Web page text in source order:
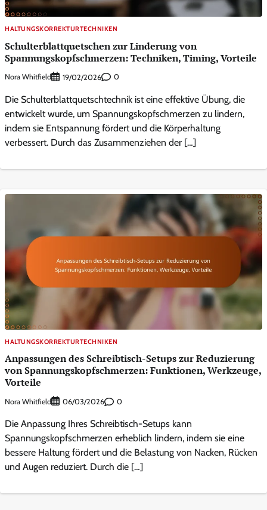
HALTUNGSKORREKTURTECHNIKEN
Schulterblattquetschen zur Linderung von
Spannungskopfschmerzen: Techniken, Timing, Vorteile
Nora Whitfield 19/02/2026 0
Die Schulterblattquetschtechnik ist eine effektive Übung, die
entwickelt wurde, um Spannungskopfschmerzen zu lindern,
indem sie Entspannung fördert und die Körperhaltung
verbessert. Durch das Zusammenziehen der […]
HALTUNGSKORREKTURTECHNIKEN
Anpassungen des Schreibtisch-Setups zur Reduzierung
von Spannungskopfschmerzen: Funktionen, Werkzeuge,
Vorteile
Nora Whitfield 06/03/2026 0
Die Anpassung Ihres Schreibtisch-Setups kann
Spannungskopfschmerzen erheblich lindern, indem sie eine
bessere Haltung fördert und die Belastung von Nacken, Rücken
und Augen reduziert. Durch die […]